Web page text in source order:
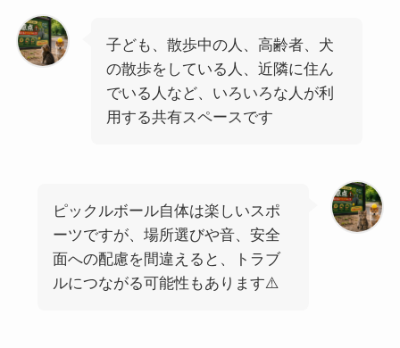
子ども、散歩中の人、高齢者、犬
の散歩をしている人、近隣に住ん
でいる人など、いろいろな人が利
用する共有スペースです
ピックルボール自体は楽しいスポ
ーツですが、場所選びや音、安全
面への配慮を間違えると、トラブ
ルにつながる可能性もあります⚠️